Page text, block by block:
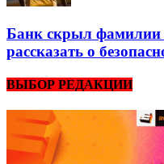
Банк скрыл фамилии
рассказать о
ВЫБОР РЕДАКЦИИ